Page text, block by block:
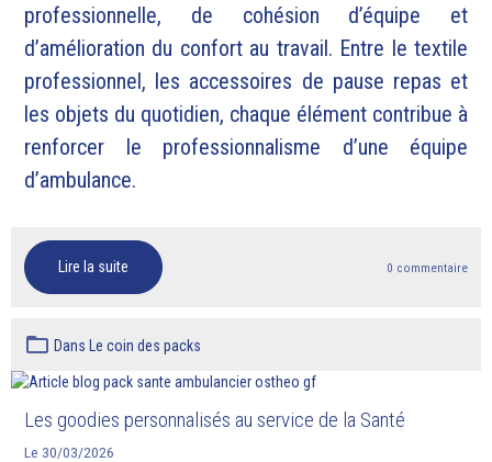
professionnelle, de cohésion d’équipe et
d’amélioration du confort au travail. Entre le textile
professionnel, les accessoires de pause repas et
les objets du quotidien, chaque élément contribue à
renforcer le professionnalisme d’une équipe
d’ambulance.
Lire la suite 0 commentaire
Dans Le coin des packs
Les goodies personnalisés au service de la Santé
Le 30/03/2026